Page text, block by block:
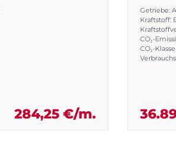
284,25 €/m.
Getriebe:
Kraftstoff:
CO₂-
CO₂-